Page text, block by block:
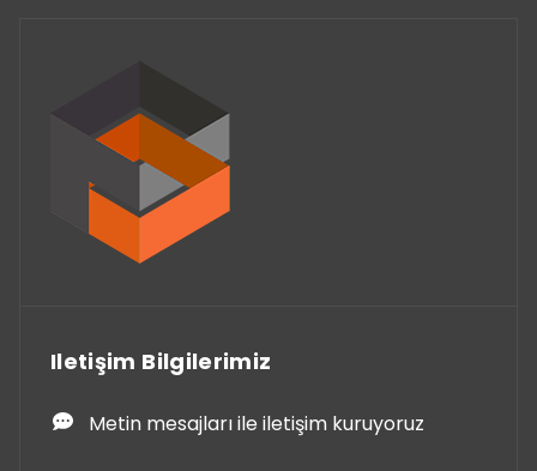
Iletişim Bilgilerimiz
Metin mesajları ile iletişim kuruyoruz